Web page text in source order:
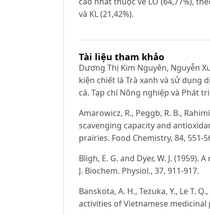
và KL (21,42%).
Tài liệu tham khảo
Dương Thị Kim Nguyên, Nguyễn
kiện chiết lá Trà xanh và sử dụng
cá. Tạp chí Nông nghiệp và Phát
Amarowicz, R., Peggb, R. B.,
scavenging capacity and
prairies. Food Chemistry, 84, 551-
Bligh, E. G. and Dyer, W. J.
J. Biochem. Physiol., 37, 911-917.
Banskota, A. H., Tezuka, Y., Le T.
activities of Vietnamese medicinal